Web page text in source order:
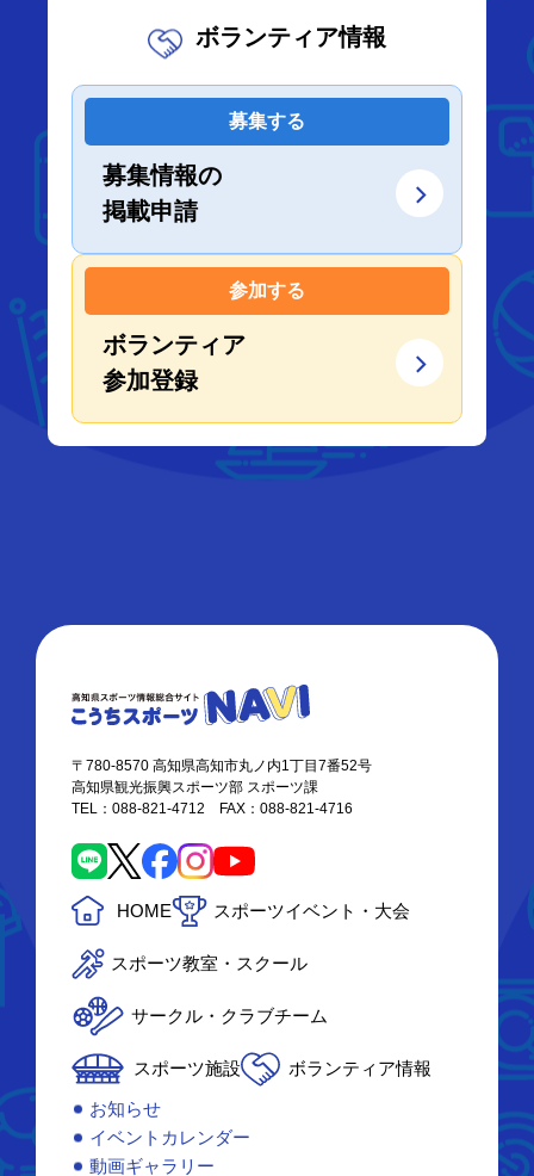
ボランティア情報
募集する
募集情報の
掲載申請
参加する
ボランティア
参加登録
〒780-8570 高知県高知市丸ノ内1丁目7番52号
高知県観光振興スポーツ部 スポーツ課
TEL：088-821-4712 FAX：088-821-4716
HOME スポーツイベント・大会
スポーツ教室・スクール
サークル・クラブチーム
スポーツ施設
ボランティア情報
お知らせ
イベントカレンダー
動画ギャラリー